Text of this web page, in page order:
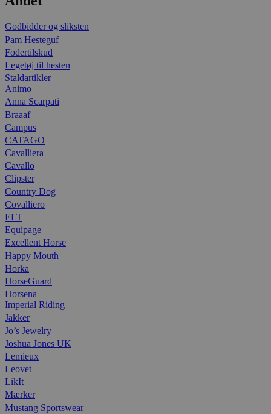
Godbidder og sliksten
Pam Hesteguf
Fodertilskud
Legetøj til hesten
Staldartikler
Animo
Anna Scarpati
Braaaf
Campus
CATAGO
Cavalliera
Cavallo
Clipster
Country Dog
Covalliero
ELT
Equipage
Excellent Horse
Happy Mouth
Horka
HorseGuard
Horsena
Imperial Riding
Jakker
Jo’s Jewelry
Joshua Jones UK
Lemieux
Leovet
LikIt
Mærker
Mustang Sportswear